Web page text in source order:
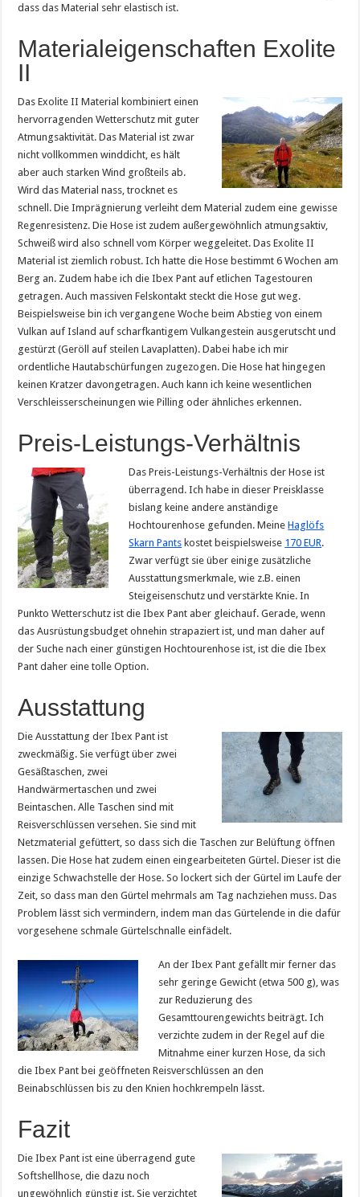
dass das Material sehr elastisch ist.
Materialeigenschaften Exolite
II
Das Exolite II Material kombiniert einen
hervorragenden Wetterschutz mit guter
Atmungsaktivität. Das Material ist zwar
nicht vollkommen winddicht, es hält
aber auch starken Wind großteils ab.
Wird das Material nass, trocknet es
schnell. Die Imprägnierung verleiht dem Material zudem eine gewisse
Regenresistenz. Die Hose ist zudem außergewöhnlich atmungsaktiv,
Schweiß wird also schnell vom Körper weggeleitet. Das Exolite II
Material ist ziemlich robust. Ich hatte die Hose bestimmt 6 Wochen am
Berg an. Zudem habe ich die Ibex Pant auf etlichen Tagestouren
getragen. Auch massiven Felskontakt steckt die Hose gut weg.
Beispielsweise bin ich vergangene Woche beim Abstieg von einem
Vulkan auf Island auf scharfkantigem Vulkangestein ausgerutscht und
gestürzt (Geröll auf steilen Lavaplatten). Dabei habe ich mir
ordentliche Hautabschürfungen zugezogen. Die Hose hat hingegen
keinen Kratzer davongetragen. Auch kann ich keine wesentlichen
Verschleisserscheinungen wie Pilling oder ähnliches erkennen.
Preis-Leistungs-Verhältnis
Das Preis-Leistungs-Verhältnis der Hose ist
überragend. Ich habe in dieser Preisklasse
bislang keine andere anständige
Hochtourenhose gefunden. MeineHaglöfs
Skarn Pants kostet beispielsweise 170 EUR.
Zwar verfügt sie über einige zusätzliche
Ausstattungsmerkmale, wie z.B. einen
Steigeisenschutz und verstärkte Knie. In
Punkto Wetterschutz ist die Ibex Pant aber gleichauf. Gerade, wenn
das Ausrüstungsbudget ohnehin strapaziert ist, und man daher auf
der Suche nach einer günstigen Hochtourenhose ist, ist die die Ibex
Pant daher eine tolle Option.
Ausstattung
Die Ausstattung der Ibex Pant ist
zweckmäßig. Sie verfügt über zwei
Gesäßtaschen, zwei
Handwärmertaschen und zwei
Beintaschen. Alle Taschen sind mit
Reisverschlüssen versehen. Sie sind mit
Netzmaterial gefüttert, so dass sich die Taschen zur Belüftung öffnen
lassen. Die Hose hat zudem einen eingearbeiteten Gürtel. Dieser ist die
einzige Schwachstelle der Hose. So lockert sich der Gürtel im Laufe der
Zeit, so dass man den Gürtel mehrmals am Tag nachziehen muss. Das
Problem lässt sich vermindern, indem man das Gürtelende in die dafür
vorgesehene schmale Gürtelschnalle einfädelt.
An der Ibex Pant gefällt mir ferner das
sehr geringe Gewicht (etwa 500 g), was
zur Reduzierung des
Gesamttourengewichts beiträgt. Ich
verzichte zudem in der Regel auf die
Mitnahme einer kurzen Hose, da sich
die Ibex Pant bei geöffneten Reisverschlüssen an den
Beinabschlüssen bis zu den Knien hochkrempeln lässt.
Fazit
Die Ibex Pant ist eine überragend gute
Softshellhose, die dazu noch
ungewöhnlich günstig ist. Sie verzichtet